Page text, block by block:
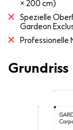
× 200 cm)
Spezielle
Gardeon
Professionelle
Grundriss